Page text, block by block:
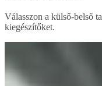
Válasszon a külső-belső
kiegészítőket.